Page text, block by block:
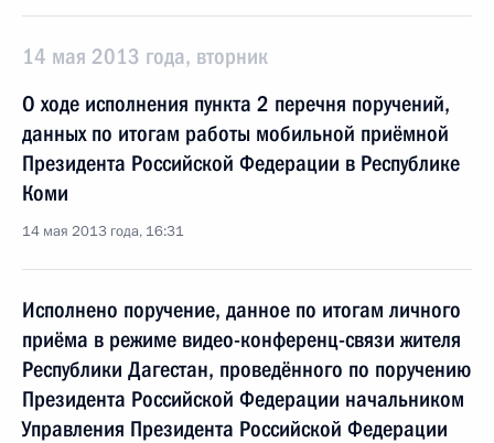
14 мая 2013 года, вторник
О ходе исполнения пункта 2 перечня поручений,
данных по итогам работы мобильной приёмной
Президента Российской Федерации в Республике
Коми
14 мая 2013 года, 16:31
Исполнено поручение, данное по итогам личного
приёма в режиме видео-конференц-связи жителя
Республики Дагестан, проведённого по поручению
Президента Российской Федерации начальником
Управления Президента Российской Федерации